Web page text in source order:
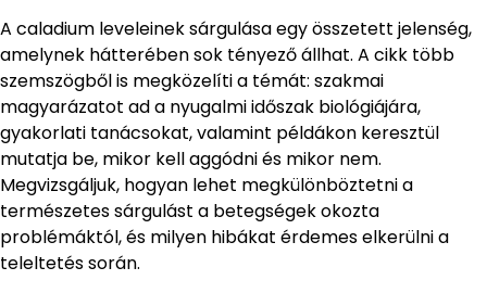
A caladium leveleinek sárgulása egy összetett jelenség,
amelynek hátterében sok tényező állhat. A cikk több
szemszögből is megközelíti a témát: szakmai
magyarázatot ad a nyugalmi időszak biológiájára,
gyakorlati tanácsokat, valamint példákon keresztül
mutatja be, mikor kell aggódni és mikor nem.
Megvizsgáljuk, hogyan lehet megkülönböztetni a
természetes sárgulást a betegségek okozta
problémáktól, és milyen hibákat érdemes elkerülni a
teleltetés során.